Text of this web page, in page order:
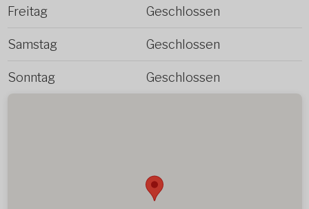
Freitag Geschlossen
Samstag Geschlossen
Sonntag Geschlossen